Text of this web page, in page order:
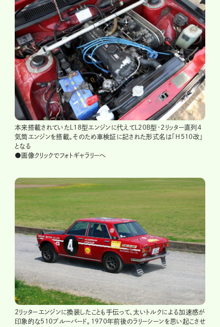
本来搭載されていたL18型エンジンに代えてL20B型・2リッター直列4
気筒エンジンを搭載。そのため車検証に記された形式名は「H510改」
となる
●画像クリックでフォトギャラリーへ
2リッターエンジンに換装したことも手伝って、太いトルクによる加速感が
印象的な510ブルーバード。1970年前後のラリーシーンを思い起こさせ